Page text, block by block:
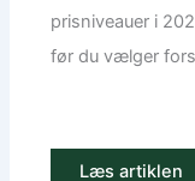
prisniveauer i
før du vælger
Læs artiklen